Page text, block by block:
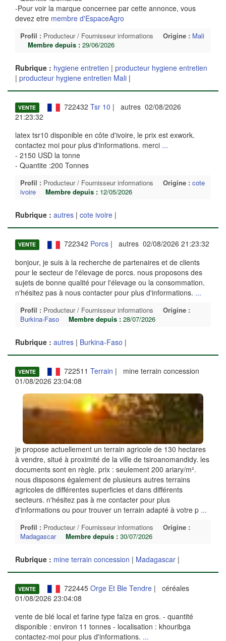
-Pour voir la marque concernee par cette annonce, vous
devez etre membre d'EspaceAgro
Profil : Producteur / Fournisseur informations Origine : Mali
Membre depuis : 29/06/2026
Rubrique : hygiene entretien | producteur hygiene entretien
| producteur hygiene entretien Mali |
VENTE 722432 Tsr 10 | autres 02/08/2026
21:23:32
latex tsr10 disponible en côte d'ivoire, le prix est exwork.
contactez moi pour plus d'informations. merci ...
- 2150 USD la tonne
- Quantite :200 Tonnes
Profil : Producteur / Fournisseur informations Origine : cote
ivoire
Membre depuis : 12/05/2026
Rubrique : autres | cote ivoire |
VENTE 722342 Porcs| autres 02/08/2026 21:23:32
bonjour, je suis à la recherche de partenaires et de clients
pour le secteur de l'élevage de porcs. nous proposons des
sujets de bonne qualité pour l'élevage ou la consommation.
n'hésitez pas à nous contacter pour plus d'informations. ...
Profil : Producteur / Fournisseur informations
Origine :
Burkina-Faso
Membre depuis : 28/07/2026
Rubrique : autres | Burkina-Faso |
VENTE 722511 Terrain | mine terrain concession
01/08/2026 23:04:08
je propose actuellement un terrain agricole de 130 hectares
à vendre, situé à proximité de la ville de tsiroanomandidy. les
documents sont en règle. prix : seulement 200 ariary/m².
nous disposons également de plusieurs autres terrains
agricoles de différentes superficies et dans différents
secteurs. n'hésitez pas à me contacter pour plus
d'informations ou pour trouver un terrain adapté à votre p ...
Profil : Producteur / Fournisseur informations
Origine :
Madagascar
Membre depuis : 30/07/2026
Rubrique : mine terrain concession | Madagascar |
VENTE 722445 Orge Et Ble Tendre| céréales
01/08/2026 23:04:08
vente de blé local et farine type faïza en gros. - quantité
disponible : environ 11 tonnes - localisation : khouribga
contactez-moi pour plus d'informations. ...